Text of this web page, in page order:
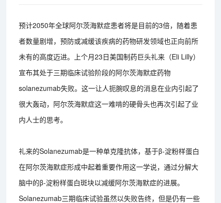
预计2050年全球阿尔茨海默症患者将是目前的3倍，随着患
者数量剧增，预防或减缓该疾病的药物研发领域也正向前所
未有的高度迈进。上个月23日美国制药巨头礼来（Eli Lilly）
宣布其处于三期临床试验阶段的阿尔茨海默症药物
solanezumab失败。这一让人扼腕叹息的消息在业内引起了
很大轰动，阿尔茨海默症这一难啃的硬骨头也再次引起了业
内人士的思考。
礼来的Solanezumab是一种单克隆抗体，基于β-淀粉样蛋白
在阿尔茨海默症形成中起着重要作用这一学说，通过分解大
脑中的β-淀粉样蛋白斑块以减缓阿尔茨海默症的进展。
Solanezumab三期临床试验虽然以失败告终，但是仍有一些